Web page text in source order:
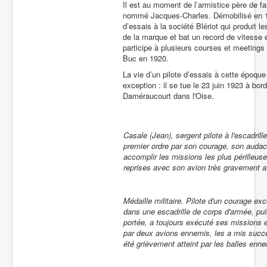
Il est au moment de l’armistice père de
nommé Jacques-Charles. Démobilisé
d’essais à la société Blériot qui produit
de la marque et bat un record de
participe à plusieurs courses et
Buc en 1920.
La vie d’un pilote d’essais à cette
exception : il se tue le 23 juin 1923 à
Daméraucourt dans l'Oise.
Casale (Jean), sergent pilote à
premier ordre par son courage, son
accomplir les missions les plus
reprises avec son avion très gravement
Médaille militaire. Pilote d'un courage
dans une escadrille de corps d'armée,
portée, a toujours exécuté ses missions
par deux avions ennemis, les a mis
été grièvement atteint par les balles